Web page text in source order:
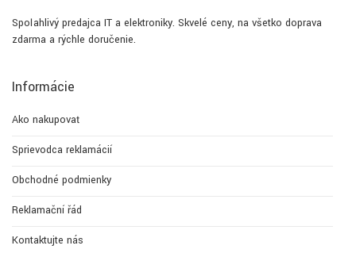
Spoľahlivý predajca IT a elektroniky. Skvelé ceny, na všetko doprava
zdarma a rýchle doručenie.
Informácie
Ako nakupovať
Sprievodca reklamácií
Obchodné podmienky
Reklamační řád
Kontaktujte nás